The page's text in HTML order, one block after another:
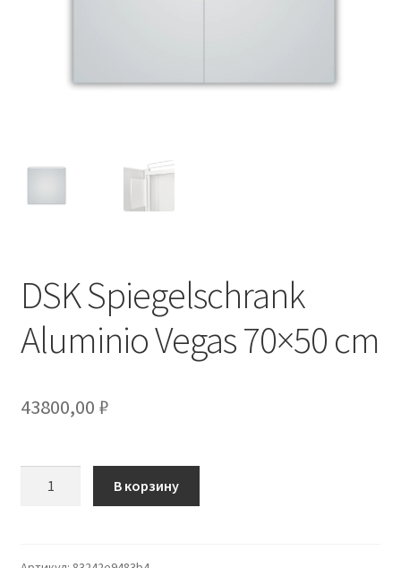
DSK Spiegelschrank
Aluminio Vegas 70×50 cm
43800,00 ₽
В корзину